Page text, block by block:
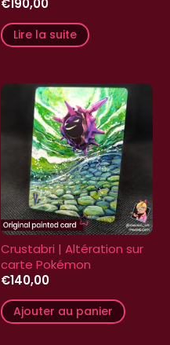
Lire la suite
Crustabri | Altération sur
carte Pokémon
€140,00
Ajouter au panier